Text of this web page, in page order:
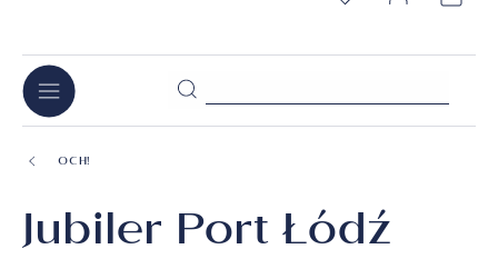
OCH!
Jubiler Port Łódź